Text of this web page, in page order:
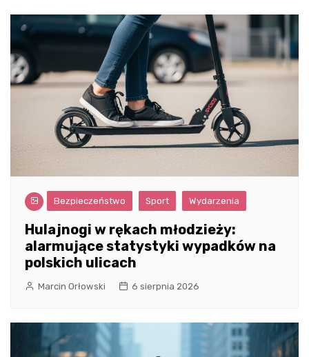
Bezpieczeństwo Sport Wydarzenia
Hulajnogi w rękach młodzieży:
alarmujące statystyki wypadków na
polskich ulicach
Marcin Orłowski 6 sierpnia 2026